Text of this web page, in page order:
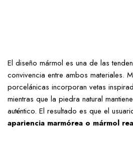
El diseño mármol es una de las
convivencia entre ambos materiales.
porcelánicas incorporan vetas
mientras que la piedra natural
auténtico. El resultado es que el
apariencia marmórea o mármol